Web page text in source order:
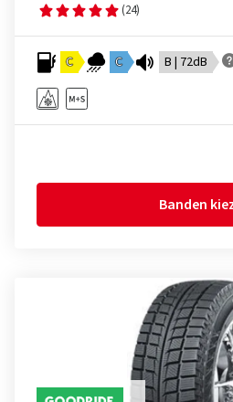
(24)
C C B | 72dB
Banden